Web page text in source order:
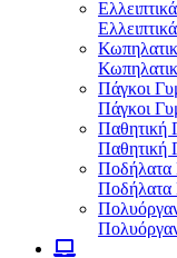
Πάγκοι
Πάγκοι
Παθητική
Παθητική
Ποδήλατα
Ποδήλατα